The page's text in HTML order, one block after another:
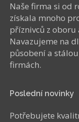
Naše firma si od
získala mnoho
příznivců z
Navazujeme na
působení a
firmách.
Poslední novinky
Potřebujete